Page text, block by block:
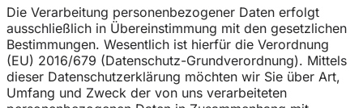
Die Verarbeitung personenbezogener Daten erfolgt
ausschließlich in Übereinstimmung mit den gesetzlichen
Bestimmungen. Wesentlich ist hierfür die Verordnung
(EU) 2016/679 (Datenschutz-Grundverordnung). Mittels
dieser Datenschutzerklärung möchten wir Sie über Art,
Umfang und Zweck der von uns verarbeiteten